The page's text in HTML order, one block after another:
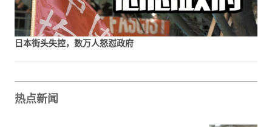
日本街头失控，数万人怒怼政府
热点新闻